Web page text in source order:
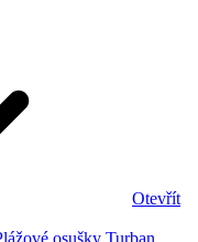
Otevřít
osušky Turban